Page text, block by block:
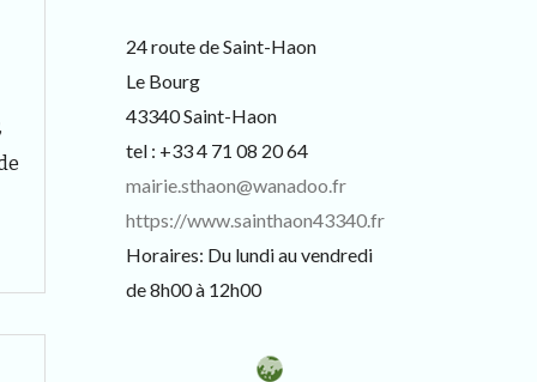
24 route de Saint-Haon
Le Bourg
43340 Saint-Haon
tel : +33 4 71 08 20 64
mairie.sthaon@wanadoo.fr
https://www.sainthaon43340.fr
Horaires: Du lundi au vendredi
de 8h00 à 12h00